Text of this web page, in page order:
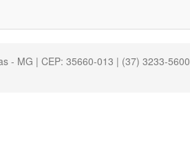
- MG | CEP: 35660-013 | (37) 3233-5600